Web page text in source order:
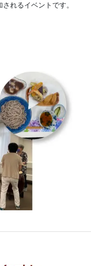
れるイベントです。